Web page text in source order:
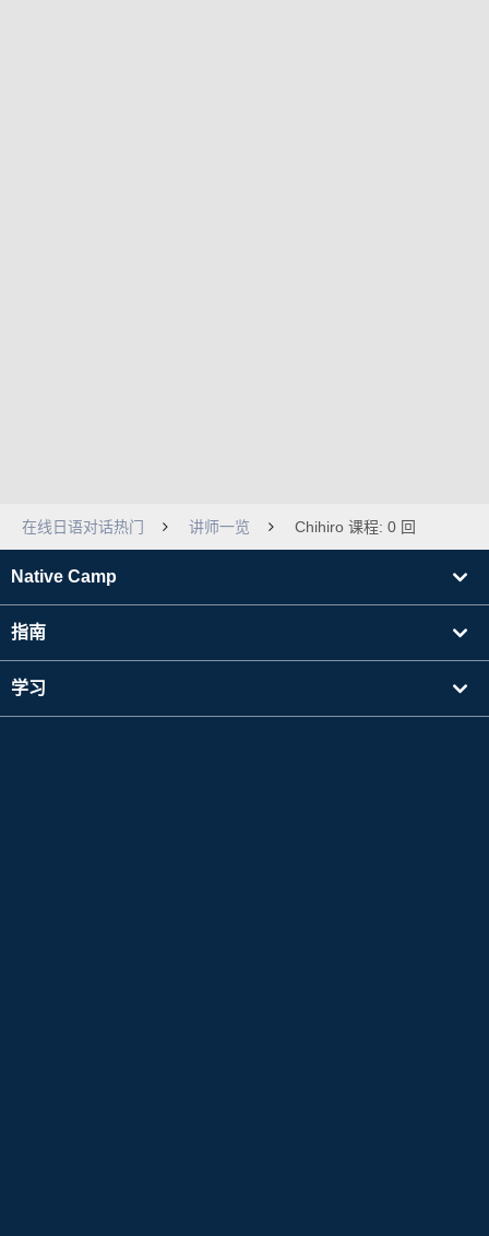
在线日语对话热门 讲师一览 Chihiro 课程: 0 回
Native Camp
指南
学习